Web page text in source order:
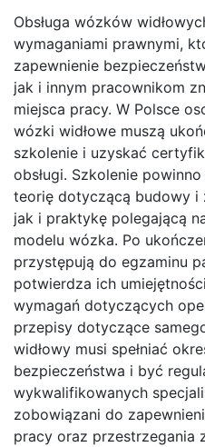
Obsługa wózków
wymaganiami prawnymi,
zapewnienie
jak i innym pracownikom
miejsca pracy. W Polsce
wózki widłowe muszą
szkolenie i uzyskać
obsługi. Szkolenie
teorię dotyczącą budowy i
jak i praktykę polegającą
modelu wózka. Po
przystępują do egzaminu
potwierdza ich
wymagań dotyczących
przepisy dotyczące
widłowy musi spełniać
bezpieczeństwa i być
wykwalifikowanych
zobowiązani do
pracy oraz przestrzegania